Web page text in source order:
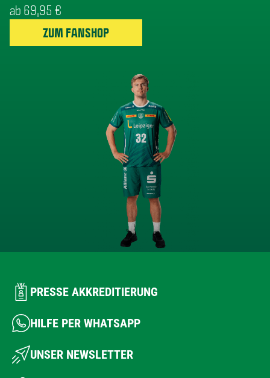
ab 69,95 €
ZUM FANSHOP
PRESSE AKKREDITIERUNG
HILFE PER WHATSAPP
UNSER NEWSLETTER